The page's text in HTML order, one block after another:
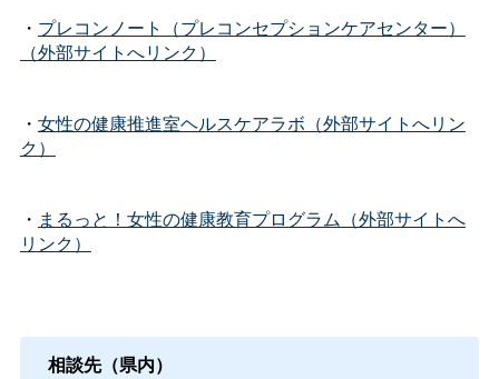
・ プレコンノート（プレコンセプションケアセンター）
（外部サイトへリンク）
・ 女性の健康推進室ヘルスケアラボ（外部サイトへリン
ク）
・ まるっと！女性の健康教育プログラム（外部サイトへ
リンク）
相談先（県内）